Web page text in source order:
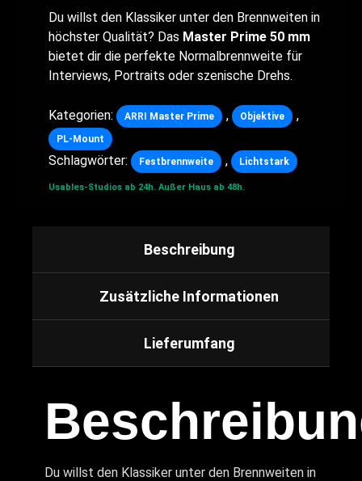
Du willst den Klassiker unter den Brennweiten in
höchster Qualität? Das Master Prime 50 mm
bietet dir die perfekte Normalbrennweite für
Interviews, Portraits oder szenische Drehs.
Kategorien: ARRI Master Prime , Objektive ,
PL-Mount
Schlagwörter: Festbrennweite , Lichtstark
Usables-Studios ab 24h. Außer Haus ab 48h.
Beschreibung
Zusätzliche Informationen
Lieferumfang
Du willst den Klassiker unter den Brennweiten in